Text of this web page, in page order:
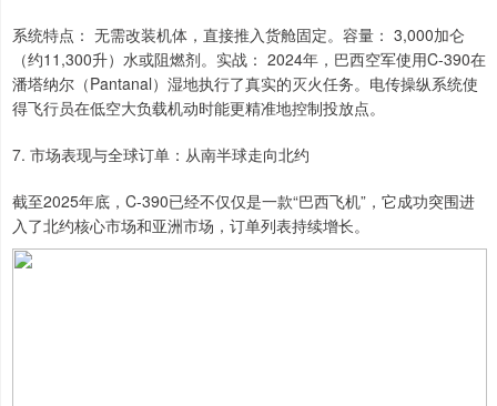
系统特点： 无需改装机体，直接推入货舱固定。容量： 3,000加仑
（约11,300升）水或阻燃剂。实战： 2024年，巴西空军使用C-390在
潘塔纳尔（Pantanal）湿地执行了真实的灭火任务。电传操纵系统使
得飞行员在低空大负载机动时能更精准地控制投放点。
7. 市场表现与全球订单：从南半球走向北约
截至2025年底，C-390已经不仅仅是一款“巴西飞机”，它成功突围进
入了北约核心市场和亚洲市场，订单列表持续增长。